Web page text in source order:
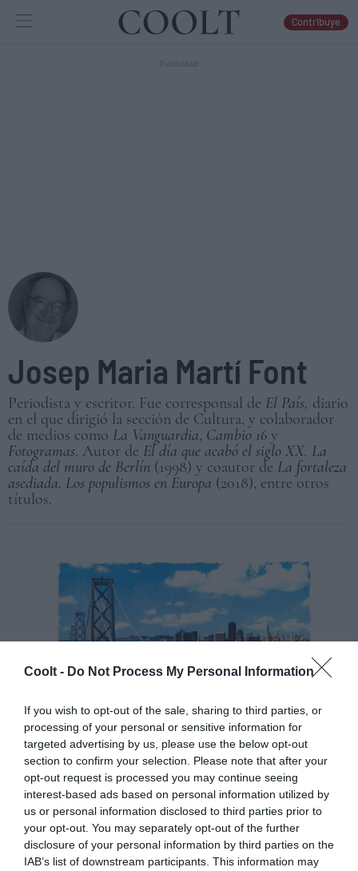
Coolt - Do Not Process My Personal Information
If you wish to opt-out of the sale, sharing to third parties, or
processing of your personal or sensitive information for
targeted advertising by us, please use the below opt-out
section to confirm your selection. Please note that after your
opt-out request is processed you may continue seeing
interest-based ads based on personal information utilized by
us or personal information disclosed to third parties prior to
your opt-out. You may separately opt-out of the further
disclosure of your personal information by third parties on the
IAB’s list of downstream participants. This information may
IDEAS
Contribuye
Josep Maria Martí Font
Periodista y escritor. Fue corresponsal de El País, diario
en el que dirigió la sección de Cultura, y colaborador
de medios como La Vanguardia, Cambio 16 y
Fotogramas. Autor de El día que acabó el siglo XX. La
caída del muro de Berlín (1998) y coautor de La fortaleza
asediada. Los populismos en Europa (2018), entre otros
títulos.
IDEAS
Una historia junto al Bay Bridge
Viaje al San Francisco de los setenta. De los Dead Kennedys a
Allen Ginsberg, pasando por Harvey Milk y la sombra de
Vietnam.
BARCELONA 02/05/2021